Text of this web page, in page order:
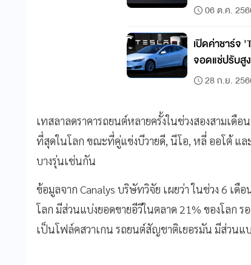
06 ต.ค.
เปิดค่าชาร์จ
จอดแช่ปรับสู
28 ก.ย.
เทสลาลดราคารถยนต์หลายครั้งในช่วงสองสามเดื
ที่สุดในโลก ขณะที่คู่แข่งบีวายดี, นีโอ, หลี่ ออโต้ แล
บางรุ่นเช่นกัน
ข้อมูลจาก Canalys บริษัทวิจัย เผยว่า ในช่วง 6 เ
โลก มีส่วนแบ่งยอดขายอีวีในตลาด 21% ของโลก
เป็นโฟล์คสวาเกน รถยนต์สัญชาติเยอรมัน มีส่วนแ